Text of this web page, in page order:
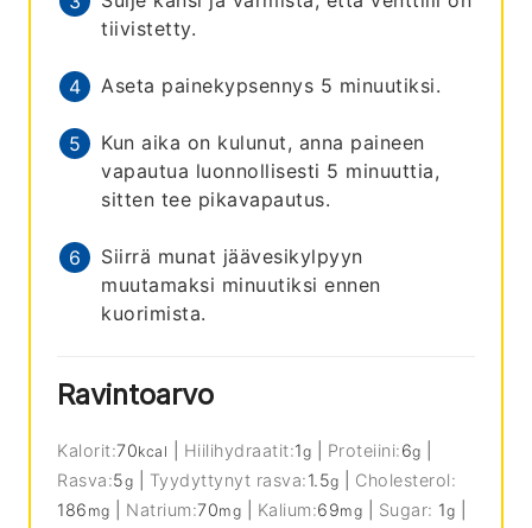
tiivistetty.
Aseta painekypsennys 5 minuutiksi.
Kun aika on kulunut, anna paineen
vapautua luonnollisesti 5 minuuttia,
sitten tee pikavapautus.
Siirrä munat jäävesikylpyyn
muutamaksi minuutiksi ennen
kuorimista.
Ravintoarvo
Kalorit:70kcal Hiilihydraatit:1g Proteiini:6g
Rasva:5g Tyydyttynyt rasva:1.5g
Cholesterol:
186 mg Natrium:70mg Kalium:69mg Sugar: 1g